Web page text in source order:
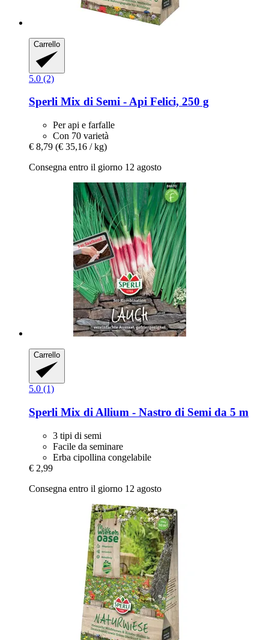
Carrello
5.0 (2)
Sperli Mix di Semi -​ Api Felici, 250 g
Per api e farfalle
Con 70 varietà
€ 8,79 (€ 35,16 / kg)
Consegna entro il giorno 12 agosto
Carrello
5.0 (1)
Sperli Mix di Allium -​ Nastro di Semi da 5 m
3 tipi di semi
Facile da seminare
Erba cipollina congelabile
€ 2,99
Consegna entro il giorno 12 agosto